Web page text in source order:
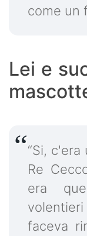
come un
Lei e
“Si,
Re
era
faceva